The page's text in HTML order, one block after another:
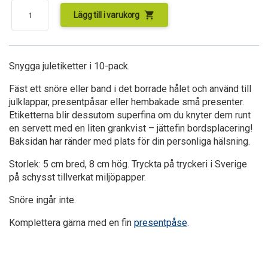
Lägg till i varukorg shopping_cart
Snygga juletiketter i 10-pack.
Fäst ett snöre eller band i det borrade hålet och använd till
julklappar, presentpåsar eller hembakade små presenter.
Etiketterna blir dessutom superfina om du knyter dem runt
en servett med en liten grankvist – jättefin bordsplacering!
Baksidan har ränder med plats för din personliga hälsning.
Storlek: 5 cm bred, 8 cm hög. Tryckta på tryckeri i Sverige
på schysst tillverkat miljöpapper.
Snöre ingår inte.
Komplettera gärna med en fin presentpåse.